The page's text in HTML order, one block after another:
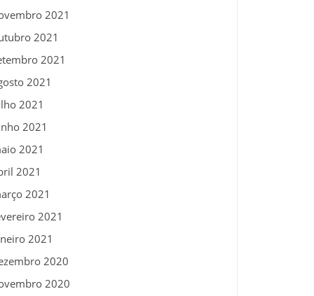
2021
2021
2021
2021
2021
2021
2021
2021
2021
2021
2021
2020
2020